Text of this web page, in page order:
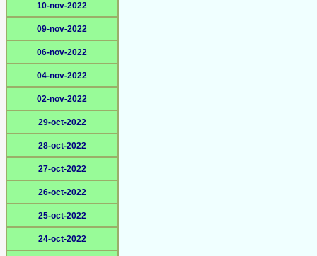
10-nov-2022
09-nov-2022
06-nov-2022
04-nov-2022
02-nov-2022
29-oct-2022
28-oct-2022
27-oct-2022
26-oct-2022
25-oct-2022
24-oct-2022